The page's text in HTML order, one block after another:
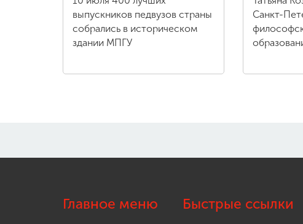
выпускников педвузов страны
собрались в историческом
здании МПГУ
Санкт-
Главное меню Быстрые ссылки